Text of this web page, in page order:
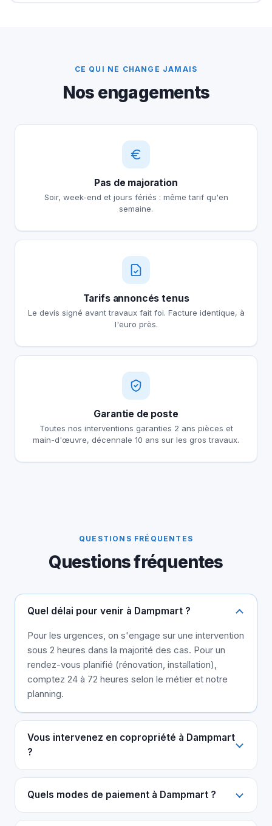
CE QUI NE CHANGE JAMAIS
Nos engagements
Pas de majoration
Soir, week-end et jours fériés : même tarif qu'en
semaine.
Tarifs annoncés tenus
Le devis signé avant travaux fait foi. Facture identique, à
l'euro près.
Garantie de poste
Toutes nos interventions garanties 2 ans pièces et
main-d'œuvre, décennale 10 ans sur les gros travaux.
QUESTIONS FRÉQUENTES
Questions fréquentes
Quel délai pour venir à Dampmart ?
Pour les urgences, on s'engage sur une intervention
sous 2 heures dans la majorité des cas. Pour un
rendez-vous planifié (rénovation, installation),
comptez 24 à 72 heures selon le métier et notre
planning.
Vous intervenez en copropriété à Dampmart
?
Quels modes de paiement à Dampmart ?